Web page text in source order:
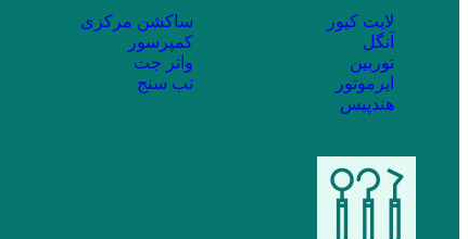
لایت کیور
آنگل
توربین
ایرموتور
هندپیس
ساکشن مرکزی
کمپرسور
واتر جت
تب سنج